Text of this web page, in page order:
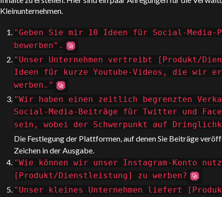
Kleinunternehmen.
"Geben Sie mir 10 Ideen für Social-
bewerben".
"Unser Unternehmen vertreibt [Produkt/
Ideen für kurze Youtube-Videos, die wir
werben."
"Wir haben einen zeitlich begrenzten
Social-Media-Beiträge für Twitter und
sein, wobei der Schwerpunkt auf
Die Festlegung der Plattformen, auf denen Sie Beiträge
Zeichen in der Ausgabe.
"Wie können wir unser Instagram-Konto
[Produkt/Dienstleistung] zu werben?
"Unser kleines Unternehmen liefert